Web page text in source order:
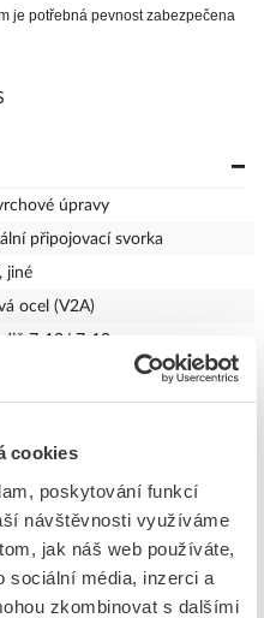
cookies
poskytování funkcí
návštěvnosti využíváme
jak náš web používáte,
sociální média, inzerci a
zkombinovat s dalšími
je potřebná pevnost zabezpečena
úpravy
připojovací svorka
jiné
ocel (V2A)
7-10/ 7-10
republika